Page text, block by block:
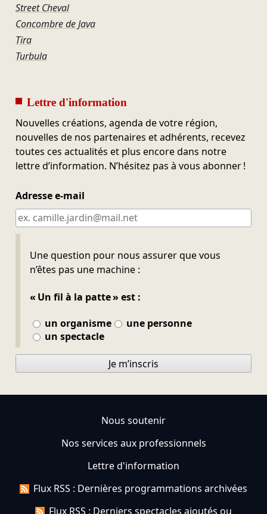
Street Cheval
Concombre de Java
Tira
Turbula
Lettre d'information
Nouvelles créations, agenda de votre région,
nouvelles de nos partenaires et adhérents, recevez
toutes ces actualités et plus encore dans notre
lettre d’information. N’hésitez pas à vous abonner !
Adresse e-mail
Une question pour nous assurer que vous
n’êtes pas une machine :
« Un fil à la patte » est :
un organisme
une personne
un spectacle
Ne pas remplir
Je m’inscris
Nous soutenir
Nos services aux professionnels
Lettre d'information
Flux RSS : Dernières programmations archivées
Flux RSS : Derniers spectacles ajoutés ou